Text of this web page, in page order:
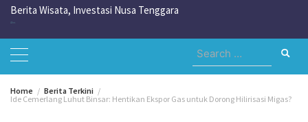
Berita Wisata, Investasi Nusa Tenggara
Search
for:
Home
Berita Terkini
Ide Cemerlang Luhut Binsar: Hentikan Ekspor Gas untuk Dorong Hilirisasi Migas?